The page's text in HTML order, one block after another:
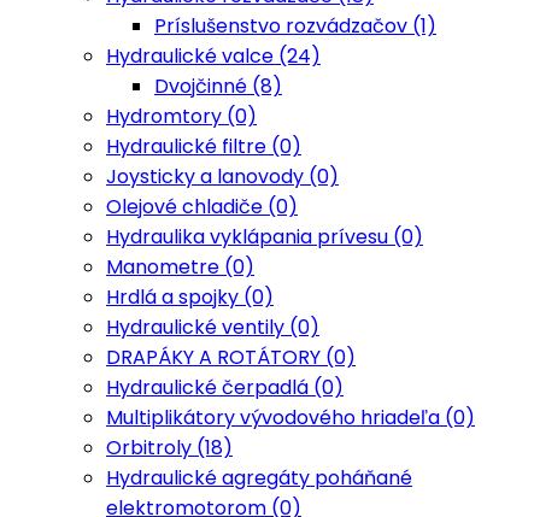
Príslušenstvo rozvádzačov (1)
Hydraulické valce (24)
Dvojčinné (8)
Hydromtory (0)
Hydraulické filtre (0)
Joysticky a lanovody (0)
Olejové chladiče (0)
Hydraulika vyklápania prívesu (0)
Manometre (0)
Hrdlá a spojky (0)
Hydraulické ventily (0)
DRAPÁKY A ROTÁTORY (0)
Hydraulické čerpadlá (0)
Multiplikátory vývodového hriadeľa (0)
Orbitroly (18)
Hydraulické agregáty poháňané
elektromotorom (0)